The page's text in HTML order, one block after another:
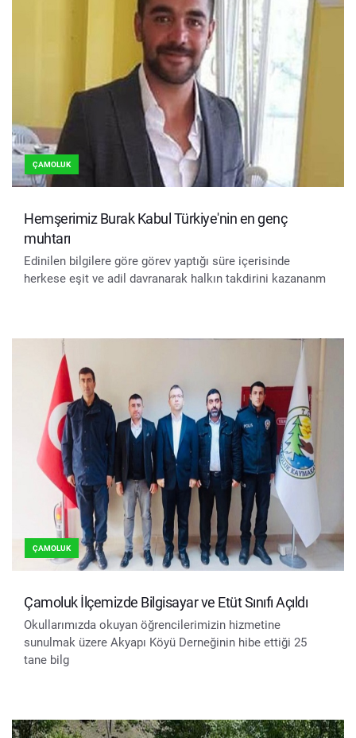
ÇAMOLUK
Hemşerimiz Burak Kabul Türkiye'nin en genç
muhtarı
Edinilen bilgilere göre görev yaptığı süre içerisinde
herkese eşit ve adil davranarak halkın takdirini kazananm
ÇAMOLUK
Çamoluk İlçemizde Bilgisayar ve Etüt Sınıfı Açıldı
Okullarımızda okuyan öğrencilerimizin hizmetine
sunulmak üzere Akyapı Köyü Derneğinin hibe ettiği 25
tane bilg